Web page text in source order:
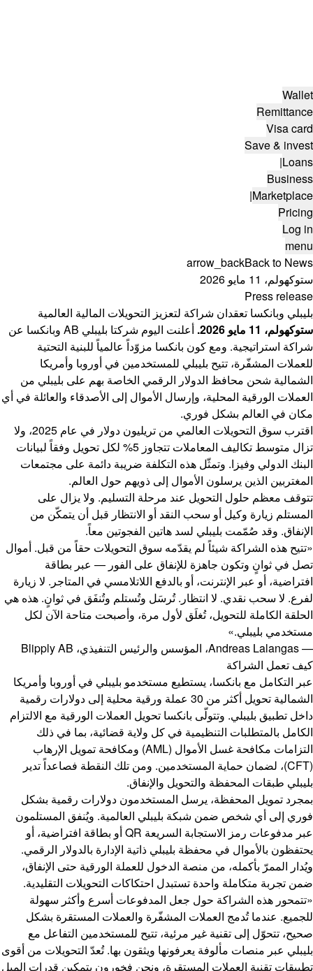
Wallet
Remittance
Visa card
Save & invest
Loans
|
Business
Marketplace
|
Pricing
Log in
menu
arrow_backBack to News
ستوكهولم، 11 مايو 2026
Press release
بليبلي وبانكسا تعقدان شراكة لتعزيز التحويلات المالية العالمية
ستوكهولم، 11 مايو 2026.
أعلنت اليوم شركتا بليبلي AB وبانكسا عن
شراكة استراتيجية. ومع كون بانكسا مزوّداً عالمياً للبنية التحتية
للعملات المشفّرة، تتيح بليبلي للمستخدمين في أوروبا وأمريكا
الشمالية شحن محافظ الدولار الرقمي الخاصة بهم على بليبلي من
العملات الورقية المحلية، وإرسال الأموال إلى الأصدقاء والعائلة في أي
مكان في العالم بشكل فوري.
اقترب سوق التحويلات العالمي من تريليون دولار في عام 2025، ولا
تزال متوسط تكاليف المعاملات تتجاوز 5% لكل تحويل وفقاً لبيانات
البنك الدولي وفيزا. وتمثّل هذه التكلفة ضريبة دائمة على مجتمعات
المغتربين الذين يرسلون الأموال إلى ذويهم حول العالم.
تتوقف معظم حلول التحويل عند مرحلة التسليم. ولا يزال على
المستلم زيارة وكيل أو سحب النقد أو الانتظار قبل أن يتمكّن من
الإنفاق. وقد صُمّمت بليبلي لسد هاتين الفجوتين معاً.
«تتيح هذه الشراكة شيئاً لم يقدّمه سوق التحويلات حقاً من قبل. أموال
تصل في ثوانٍ وتكون جاهزة للإنفاق على الفور — عبر بطاقة
افتراضية، أو عبر الإنترنت، أو بالدفع اللاتلامسي في المتاجر. لا زيارة
لفرع. لا سحب نقدي. لا انتظار. تُرسَل وتُستلم وتُنفَق في ثوانٍ. هذه هي
الحلقة الكاملة للتحويل، تُغلَق لأول مرة، وأصبحت متاحة الآن لكل
مستخدمي بليبلي.»
— Andreas Lalangas، المؤسس والرئيس التنفيذي، Blipply AB
كيف تعمل الشراكة
عبر التكامل مع بانكسا، يستطيع مستخدمو بليبلي في أوروبا وأمريكا
الشمالية تحويل أكثر من 30 عملة ورقية محلية إلى دولارات رقمية
داخل تطبيق بليبلي. وتتولّى بانكسا تحويل العملات الورقية مع الالتزام
الكامل بالمتطلبات التنظيمية في كل ولاية قضائية، بما في ذلك
التزامات مكافحة غسل الأموال (AML) ومكافحة تمويل الإرهاب
(CFT)، لضمان حماية المستخدمين. ومن تلك النقطة فصاعداً تدير
بليبلي طبقات المحفظة والتحويل والإنفاق.
بمجرد تمويل المحفظة، يرسل المستخدمون دولارات رقمية بشكل
فوري إلى أي شخص ضمن شبكة بليبلي العالمية. ويُنفق المستلمون
عبر مدفوعات رمز الاستجابة السريعة QR أو بطاقة افتراضية، أو
يحتفظون بالأموال في محفظة بليبلي ذاتية الإدارة بالدولار الرقمي.
ويُدار الممرّ بأكمله، من منصة الدخول للعملة الورقية حتى الإنفاق،
ضمن تجربة متكاملة واحدة تستبدل احتكاكات التحويلات التقليدية.
«تتمحور هذه الشراكة حول جعل المدفوعات أسرع وأكثر سهولة
للجميع. عندما تُدمج العملات المشفّرة والعملات المستقرة بشكل
صحيح، تتحوّل إلى تقنية غير مرئية، تتيح للمستخدمين التفاعل مع
بليبلي عبر منصات مألوفة يعرفونها ويثقون بها. تُعدّ التحويلات من أقوى
تطبيقات تقنية العملات المستقرة، ونحن فخورون بتمكين قدرات الميل